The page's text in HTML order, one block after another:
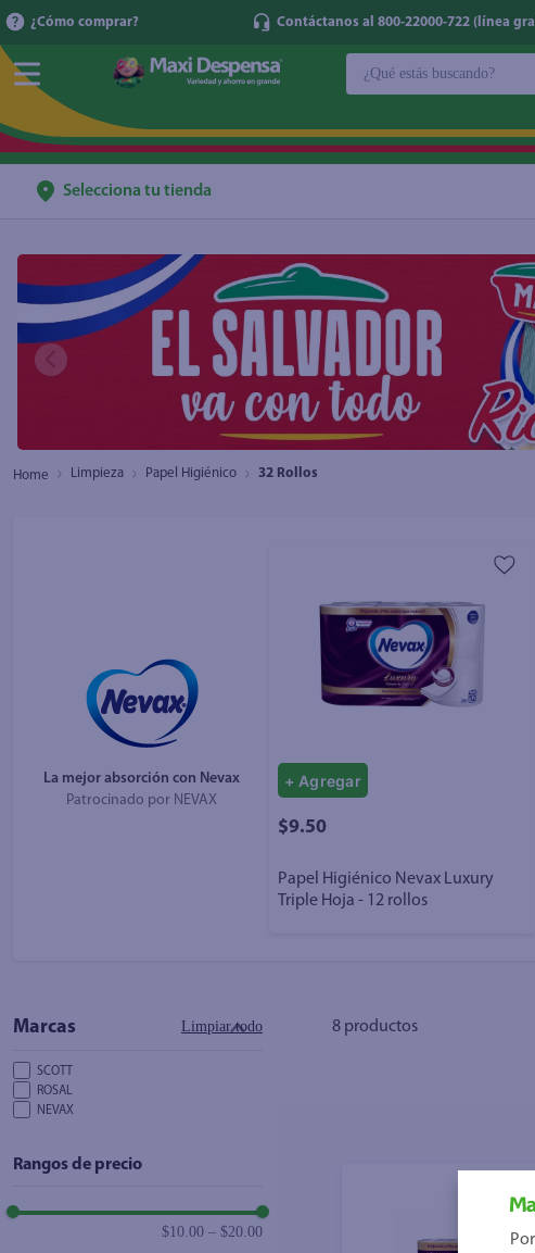
¿Cómo comprar? Contáctanos al 800-22000-722 (línea
Selecciona tu tienda
Limpieza Papel Higiénico 32 Rollos
La mejor absorción con Nevax
Patrocinado por NEVAX
+ Agregar
$9.50
Papel Higiénico Nevax Luxury
Triple Hoja - 12 rollos
SCOTT
ROSAL
NEVAX
Rangos de precio
$10.00 – $20.00
Limpiar todo 8 productos
1.
cerveza
5.
pañales
7.
samsung
8.
shampoo
9.
papel higiénico